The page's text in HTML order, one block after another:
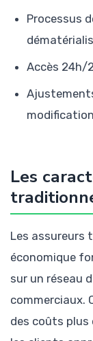
Processus
Accès 24h/
Les
Les assureurs
économique
sur un réseau
commerciaux.
des coûts plus